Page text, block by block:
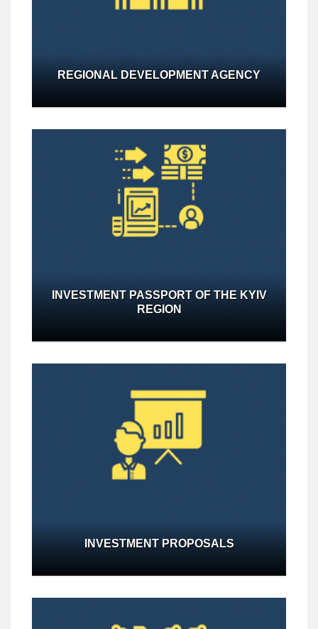
REGIONAL DEVELOPMENT AGENCY
INVESTMENT PASSPORT OF THE KYIV
REGION
INVESTMENT PROPOSALS